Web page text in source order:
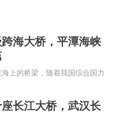
海大桥，平潭海峡
上的桥梁，随着我国综合国力
长江大桥，武汉长